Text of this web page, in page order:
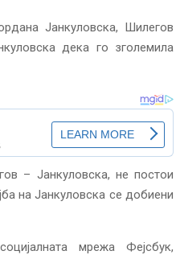
Јанкуловска, Шилегов
дека го зголемила
– Јанкуловска, не постои
на Јанкуловска се добиени
мрежа Фејсбук,